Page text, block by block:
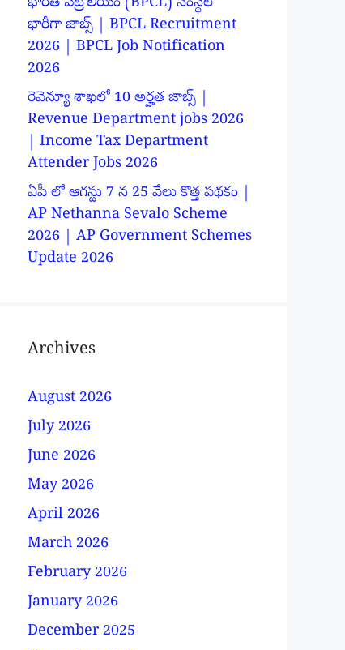
భారీగా జాబ్స్ | BPCL Recruitment
2026 | BPCL Job Notification
2026
రెవెన్యూ శాఖలో 10 అర్హత జాబ్స్ |
Revenue Department jobs 2026
| Income Tax Department
Attender Jobs 2026
ఏపీ లో ఆగస్టు 7 న 25 వేలు కొత్త పథకం |
AP Nethanna Sevalo Scheme
2026 | AP Government Schemes
Update 2026
Archives
August 2026
July 2026
June 2026
May 2026
April 2026
March 2026
February 2026
January 2026
December 2025